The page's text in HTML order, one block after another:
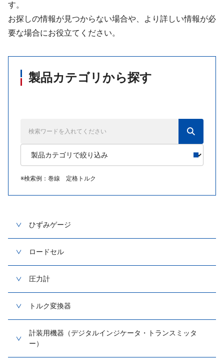
す。
お探しの情報が見つからない場合や、より詳しい情報が必
要な場合にお役立てください。
製品カテゴリから探す
※検索例：巻線 定格トルク
ひずみゲージ
ロードセル
圧力計
トルク変換器
計装用機器（デジタルインジケータ・トランスミッタ
ー）